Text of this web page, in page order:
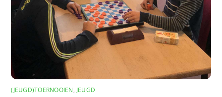
(JEUGD)TOERNOOIEN, JEUGD